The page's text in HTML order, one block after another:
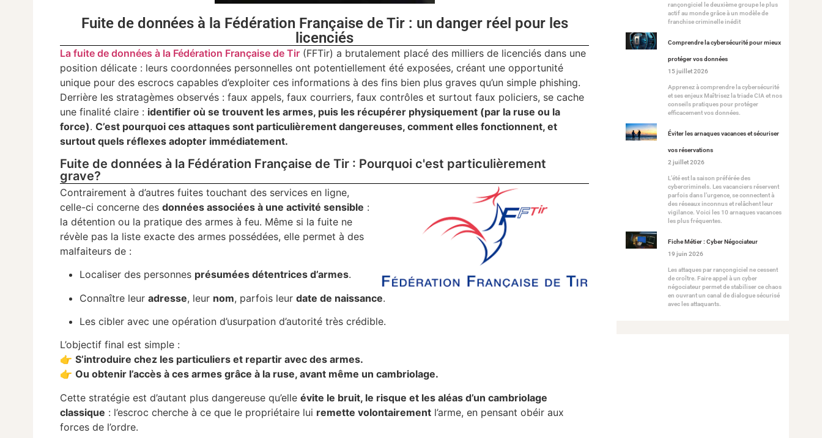
Fuite de données à la Fédération Française de Tir : un danger réel pour les
licenciés
La fuite de données à la Fédération Française de Tir (FFTir) a brutalement placé des milliers de licenciés dans une
position délicate : leurs coordonnées personnelles ont potentiellement été exposées, créant une opportunité
unique pour des escrocs capables d’exploiter ces informations à des fins bien plus graves qu’un simple phishing.
Derrière les stratagèmes observés : faux appels, faux courriers, faux contrôles et surtout faux policiers, se cache
une finalité claire : identifier où se trouvent les armes, puis les récupérer physiquement (par la ruse ou la
force).C’est pourquoi ces attaques sont particulièrement dangereuses, comment elles fonctionnent, et
surtout quels réflexes adopter immédiatement.
Fuite de données à la Fédération Française de Tir : Pourquoi c'est particulièrement
grave?
Contrairement à d’autres fuites touchant des services en ligne,
celle-ci concerne desdonnées associées à une activité sensible :
la détention ou la pratique des armes à feu. Même si la fuite ne
révèle pas la liste exacte des armes possédées, elle permet à des
malfaiteurs de :
Localiser des personnes présumées détentrices d’armes.
Connaître leuradresse, leur nom, parfois leurdate de naissance.
Les cibler avec une opération d’usurpation d’autorité très crédible.
L’objectif final est simple :
👉S’introduire chez les particuliers et repartir avec des armes.
👉Ou obtenir l’accès à ces armes grâce à la ruse, avant même un cambriolage.
Cette stratégie est d’autant plus dangereuse qu’elleévite le bruit, le risque et les aléas d’un cambriolage
classique : l’escroc cherche à ce que le propriétaire lui remette volontairement l’arme, en pensant obéir aux
forces de l’ordre.
rançongiciel le deuxième groupe le plus
actif au monde grâce à un modèle de
franchise criminelle inédit
Comprendre la cybersécurité pour mieux
protéger vos données
15 juillet 2026
Apprenez à comprendre la cybersécurité
et ses enjeux Maîtrisez la triade CIA et nos
conseils pratiques pour protéger
efficacement vos données.
Éviter les arnaques vacances et sécuriser
vos réservations
2 juillet 2026
L’été est la saison préférée des
cybercriminels. Les vacanciers réservent
parfois dans l’urgence, se connectent à
des réseaux inconnus et relâchent leur
vigilance. Voici les 10 arnaques vacances
les plus fréquentes.
Fiche Métier : Cyber Négociateur
19 juin 2026
Les attaques par rançongiciel ne cessent
de croître. Faire appel à un cyber
négociateur permet de stabiliser ce chaos
en ouvrant un canal de dialogue sécurisé
avec les attaquants.